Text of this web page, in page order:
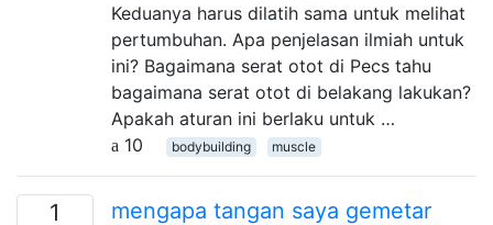
Keduanya harus dilatih sama untuk melihat
pertumbuhan. Apa penjelasan ilmiah untuk
ini? Bagaimana serat otot di Pecs tahu
bagaimana serat otot di belakang lakukan?
Apakah aturan ini berlaku untuk …
10
bodybuilding muscle
1 mengapa tangan saya gemetar